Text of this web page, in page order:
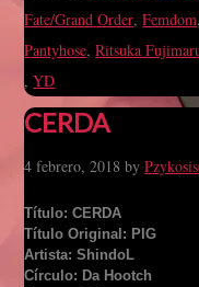
Fate/Grand Order,Femdom
Pantyhose,Ritsuka
,YD
CERDA
4 febrero, 2018 by
Título: CERDA
Título Original: PIG
Artista: ShindoL
Círculo: Da Hootch